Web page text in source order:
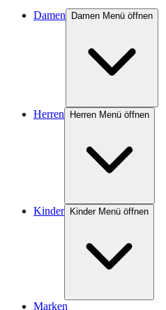
Damen Damen Menü öffnen
Herren Herren Menü öffnen
Kinder Kinder Menü öffnen
Marken